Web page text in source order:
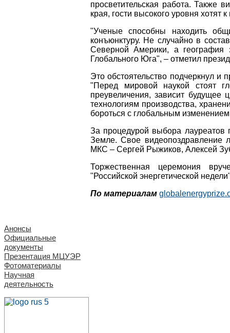
просветительская работа. Также
края, гости высокого уровня хотят
"Ученые способны находить
конъюнктуру. Не случайно в
Северной Америки, а география
Глобального Юга", – отметил
Это обстоятельство подчеркнул и
"Перед мировой наукой стоят
преувеличения, зависит
технологиям производства,
бороться с глобальным
За процедурой выбора лауреатов
Земле. Свое видеопоздравление
МКС – Сергей Рыжиков, Алексей
Торжественная церемония
"Российской энергетической
По материалам
Анонсы
Официальные
документы
Презентация МЦУЭР
Фотоматериалы
Научная
деятельность